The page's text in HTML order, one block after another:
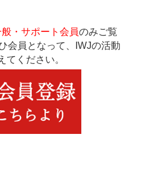
・サポート会員のみご覧
会員となって、IWJの活動
てください。